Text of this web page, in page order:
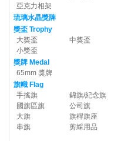
亞克力相架
琉璃水晶獎牌
獎盃 Trophy
大獎盃
中獎盃
小獎盃
獎牌 Medal
65mm 獎牌
旗幟 Flag
手搖旗
錦旗/紀念旗
國旗區旗
公司旗
大旗
旗桿旗座
串旗
剪綵用品